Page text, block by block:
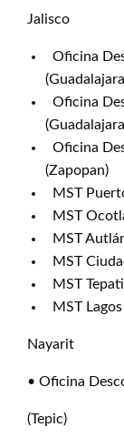
Jalisco
Oficina
Oficina
Oficina
(Zapopan)
MST
MST
MST
MST
MST
MST
Nayarit
• Oficina
(Tepic)